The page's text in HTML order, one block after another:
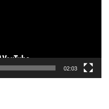
02:03